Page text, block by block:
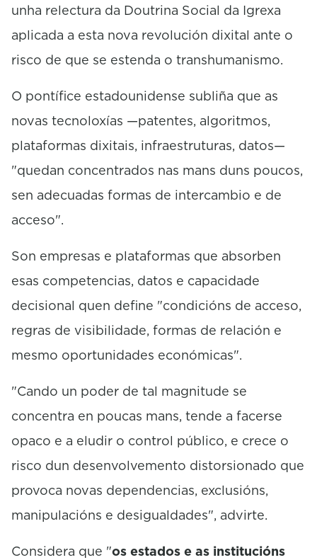
unha relectura da Doutrina Social da Igrexa
aplicada a esta nova revolución dixital ante o
risco de que se estenda o transhumanismo.
O pontífice estadounidense subliña que as
novas tecnoloxías —patentes, algoritmos,
plataformas dixitais, infraestruturas, datos—
"quedan concentrados nas mans duns poucos,
sen adecuadas formas de intercambio e de
acceso".
Son empresas e plataformas que absorben
esas competencias, datos e capacidade
decisional quen define "condicións de acceso,
regras de visibilidade, formas de relación e
mesmo oportunidades económicas".
"Cando un poder de tal magnitude se
concentra en poucas mans, tende a facerse
opaco e a eludir o control público, e crece o
risco dun desenvolvemento distorsionado que
provoca novas dependencias, exclusións,
manipulacións e desigualdades", advirte.
Considera que "os estados e as institucións